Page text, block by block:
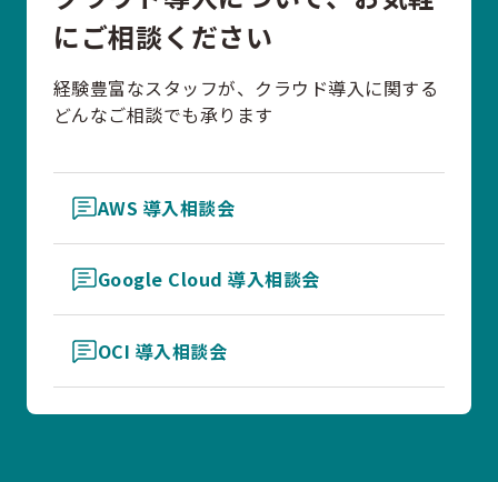
にご相談ください
経験豊富なスタッフが、クラウド導入に関する
どんなご相談でも承ります
AWS 導入相談会
Google Cloud 導入相談会
OCI 導入相談会